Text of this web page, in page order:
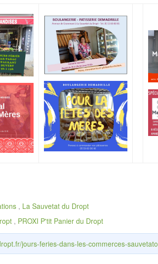
, La Sauvetat du Dropt
, PROXI P'tit Panier du Dropt
jours-feries-dans-les-commerces-